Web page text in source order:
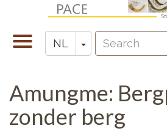
naar
gaan
Navigatie
wisselen
NL Toggle
Zoeken
Search
Amungme:
zonder berg